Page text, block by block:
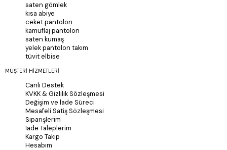
saten gömlek
kısa abiye
ceket pantolon
kamuflaj pantolon
saten kumaş
yelek pantolon takım
tüvit elbise
MÜŞTERİ HİZMETLERİ
Canlı Destek
KVKK & Gizlilik Sözleşmesi
Değişim ve İade Süreci
Mesafeli Satiş Sözleşmesi
Siparişlerim
İade Taleplerim
Kargo Takip
Hesabım